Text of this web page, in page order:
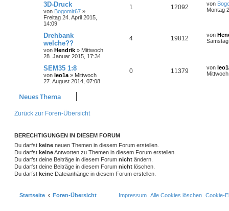
3D-Druck
von Bogomir67 »
Freitag 24. April 2015,
14:09
1 12092 von
Montag
Drehbank
welche??
von Hendrik » Mittwoch
28. Januar 2015, 17:34
4 19812 von
SEM35 1:8
von leo1a » Mittwoch
27. August 2014, 07:08
0 11379 von
Neues Thema
Zurück zur Foren-Übersicht
BERECHTIGUNGEN IN DIESEM FORUM
Du darfst keine neuen Themen in diesem Forum erstellen.
Du darfst keineAntworten zu Themen in diesem Forum erstellen.
Du darfst deine Beiträge in diesem Forum nicht ändern.
Du darfst deine Beiträge in diesem Forum nicht löschen.
Du darfst keine Dateianhänge in diesem Forum erstellen.
Startseite Foren-Übersicht Cookie-
Alle Cookies löschen
Impressum